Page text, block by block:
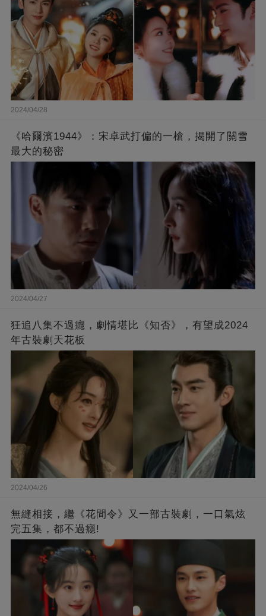
2024/04/28
《哈爾濱1944》：宋卓武打偏的一槍，揭開了關雪
最大的秘密
2024/04/27
狂追八集不過癮，劇情堪比《知否》，有望成2024
年古裝劇天花板
2024/04/26
無縫相接，繼《花間令》又一部古裝劇，一口氣炫
完五集，都不過癮!